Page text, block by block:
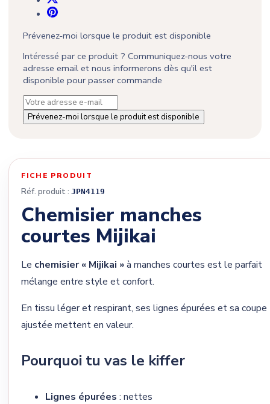
Prévenez-moi lorsque le produit est disponible
Intéressé par ce produit ? Communiquez-nous votre
adresse email et nous informerons dès qu'il est
disponible pour passer commande
Prévenez-moi lorsque le produit est disponible
FICHE PRODUIT
Réf. produit : JPN4119
Chemisier manches
courtes Mijikai
Le chemisier « Mijikai »à manches courtes est le parfait
mélange entre style et confort.
En tissu léger et respirant, ses lignes épurées et sa coupe
ajustée mettent en valeur.
Pourquoi tu vas le kiffer
Lignes épurées : nettes